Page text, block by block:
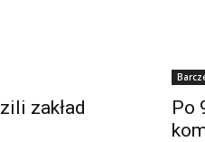
zakład
Po